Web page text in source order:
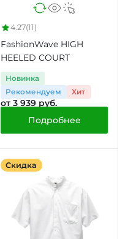
4.27(11)
FashionWave HIGH
HEELED COURT
Новинка
Рекомендуем
Хит
от 3 939 руб.
Подробнее
Скидка